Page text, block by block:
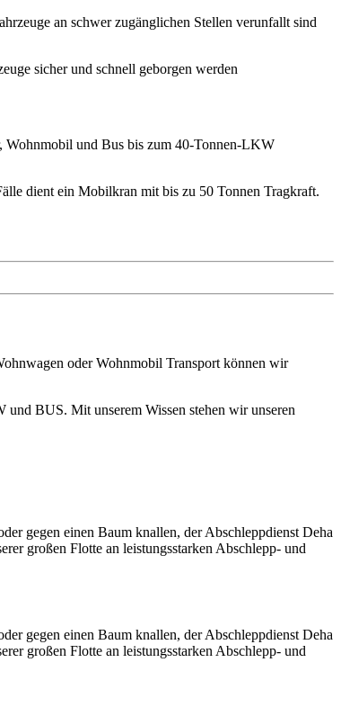
an schwer zugänglichen Stellen verunfallt sind
sicher und schnell geborgen werden
Wohnmobil und Bus bis zum 40-Tonnen-LKW
dient ein Mobilkran mit bis zu 50 Tonnen Tragkraft.
oder Wohnmobil Transport können wir
BUS. Mit unserem Wissen stehen wir unseren
gegen einen Baum knallen, der Abschleppdienst Deha
großen Flotte an leistungsstarken Abschlepp- und
gegen einen Baum knallen, der Abschleppdienst Deha
großen Flotte an leistungsstarken Abschlepp- und